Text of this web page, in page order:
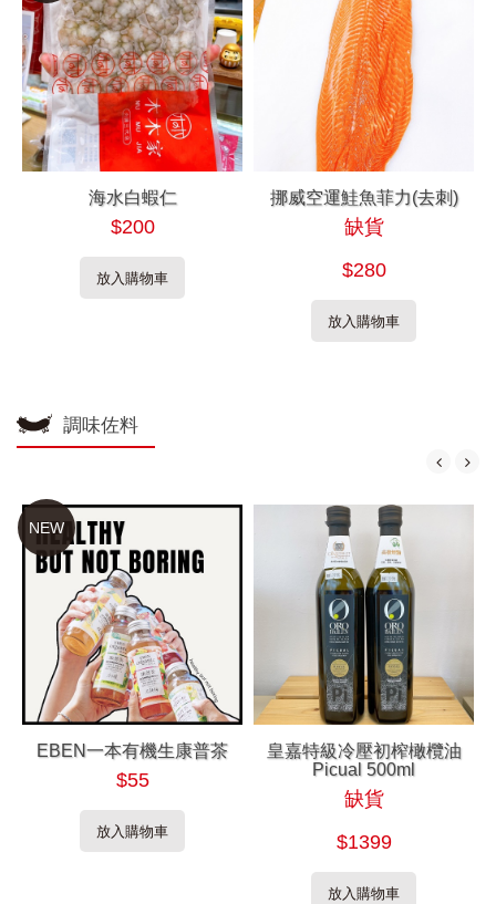
海水白蝦仁
$200
放入購物車
挪威空運鮭魚菲力(去刺)
缺貨
$280
放入購物車
調味佐料
NEW
EBEN一本有機生康普茶
$55
放入購物車
皇嘉特級冷壓初榨橄欖油
Picual 500ml
缺貨
$1399
放入購物車